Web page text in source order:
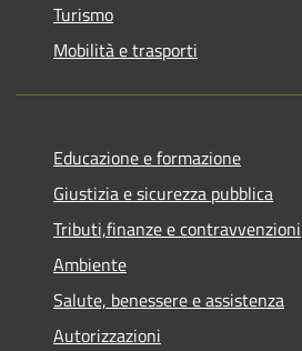
Turismo
Mobilità e trasporti
Educazione e formazione
Giustizia e sicurezza pubblica
Tributi,finanze e contravvenzioni
Ambiente
Salute, benessere e assistenza
Autorizzazioni